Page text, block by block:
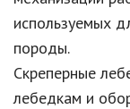
используемых
породы.
Скреперные
лебедкам и